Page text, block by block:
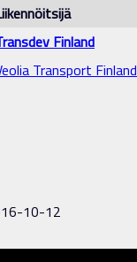
Finland
Transport Finland
10-12